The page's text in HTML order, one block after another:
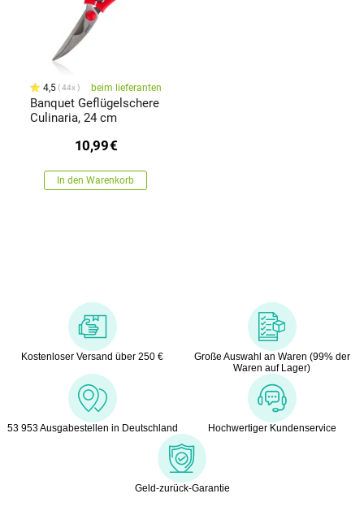
4,5 44x beim lieferanten
Banquet Geflügelschere
Culinaria, 24 cm
10,99€
In den Warenkorb
Kostenloser Versand über 250 €
Große Auswahl an Waren (99% der
Waren auf Lager)
53 953 Ausgabestellen in Deutschland Hochwertiger Kundenservice
Geld-zurück-Garantie